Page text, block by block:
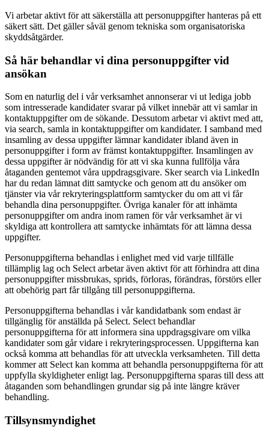
Vi arbetar aktivt för att säkerställa att personuppgifter hanteras på ett
säkert sätt. Det gäller såväl genom tekniska som organisatoriska
skyddsåtgärder.
Så här behandlar vi dina personuppgifter vid
ansökan
Som en naturlig del i vår verksamhet annonserar vi ut lediga jobb
som intresserade kandidater svarar på vilket innebär att vi samlar in
kontaktuppgifter om de sökande. Dessutom arbetar vi aktivt med att,
via search, samla in kontaktuppgifter om kandidater. I samband med
insamling av dessa uppgifter lämnar kandidater ibland även in
personuppgifter i form av främst kontaktuppgifter. Insamlingen av
dessa uppgifter är nödvändig för att vi ska kunna fullfölja våra
åtaganden gentemot våra uppdragsgivare. Sker search via LinkedIn
har du redan lämnat ditt samtycke och genom att du ansöker om
tjänster via vår rekryteringsplattform samtycker du om att vi får
behandla dina personuppgifter. Övriga kanaler för att inhämta
personuppgifter om andra inom ramen för vår verksamhet är vi
skyldiga att kontrollera att samtycke inhämtats för att lämna dessa
uppgifter.
Personuppgifterna behandlas i enlighet med vid varje tillfälle
tillämplig lag och Select arbetar även aktivt för att förhindra att dina
personuppgifter missbrukas, sprids, förloras, förändras, förstörs eller
att obehörig part får tillgång till personuppgifterna.
Personuppgifterna behandlas i vår kandidatbank som endast är
tillgänglig för anställda på Select. Select behandlar
personuppgifterna för att informera sina uppdragsgivare om vilka
kandidater som går vidare i rekryteringsprocessen. Uppgifterna kan
också komma att behandlas för att utveckla verksamheten. Till detta
kommer att Select kan komma att behandla personuppgifterna för att
uppfylla skyldigheter enligt lag. Personuppgifterna sparas till dess att
åtaganden som behandlingen grundar sig på inte längre kräver
behandling.
Tillsynsmyndighet